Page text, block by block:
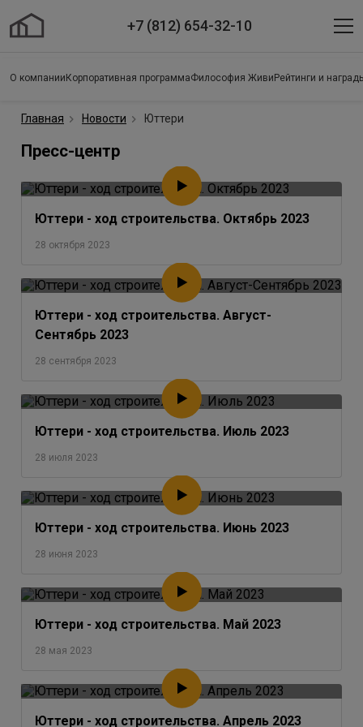
+7 (812) 654-32-10
О компании Корпоративная программаФилософия Живи Рейтинги и
Главная Новости Юттери
Пресс-центр
Юттери - ход строительства. Октябрь 2023
28 октября 2023
Юттери - ход строительства. Август-
Сентябрь 2023
28 сентября 2023
Юттери - ход строительства. Июль 2023
28 июля 2023
Юттери - ход строительства. Июнь 2023
28 июня 2023
Юттери - ход строительства. Май 2023
28 мая 2023
Юттери - ход строительства. Апрель 2023